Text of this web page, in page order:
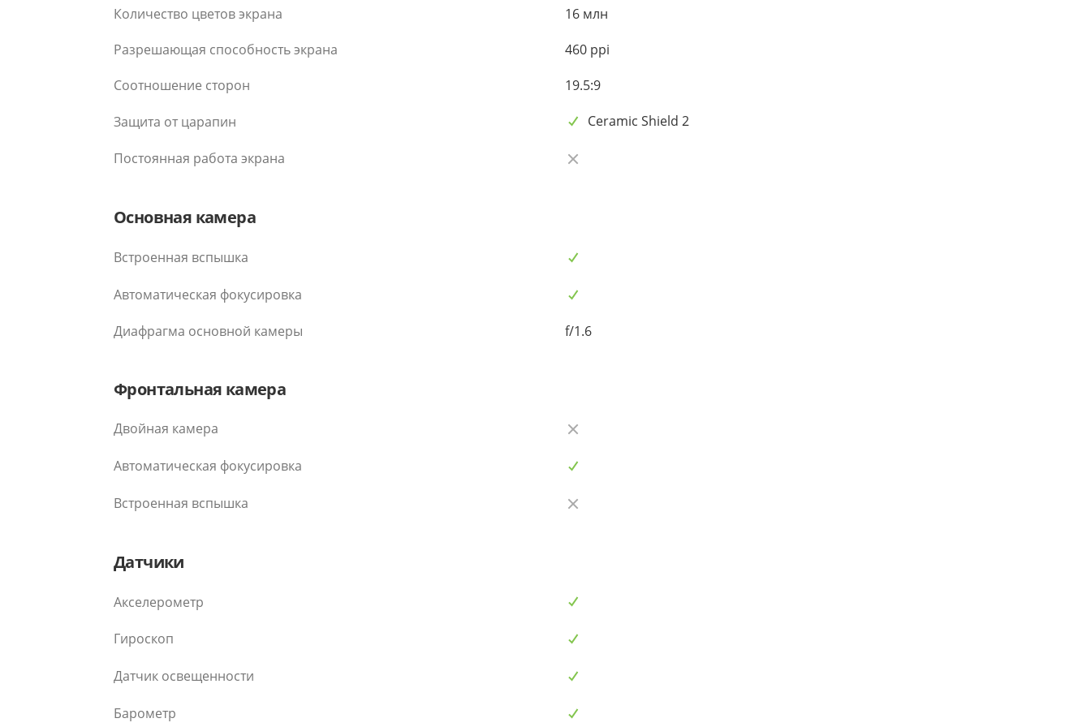
Количество цветов экрана
16 млн
Разрешающая способность экрана
460 ppi
Соотношение сторон
19.5:9
Защита от царапин Ceramic Shield 2
Постоянная работа экрана
Основная камера
Встроенная вспышка
Автоматическая фокусировка
Диафрагма основной камеры f/1.6
Фронтальная камера
Двойная камера
Автоматическая фокусировка
Встроенная вспышка
Датчики
Акселерометр
Гироскоп
Датчик освещенности
Барометр